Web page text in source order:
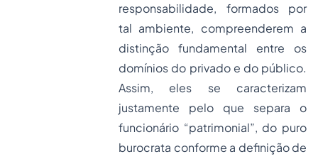
responsabilidade, formados por
tal ambiente, compreenderem a
distinção fundamental entre os
domínios do privado e do público.
Assim, eles se caracterizam
justamente pelo que separa o
funcionário “patrimonial”, do puro
burocrata conforme a definição de